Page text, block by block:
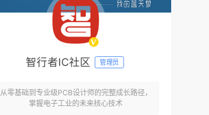
智行者IC社区 管理员
从零基础到专业级PCB设计师的完整成长路径，
掌握电子工业的未来核心技术